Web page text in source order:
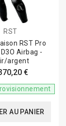
RST
RST Pro
Airbag -
argent
€
AU PANIER